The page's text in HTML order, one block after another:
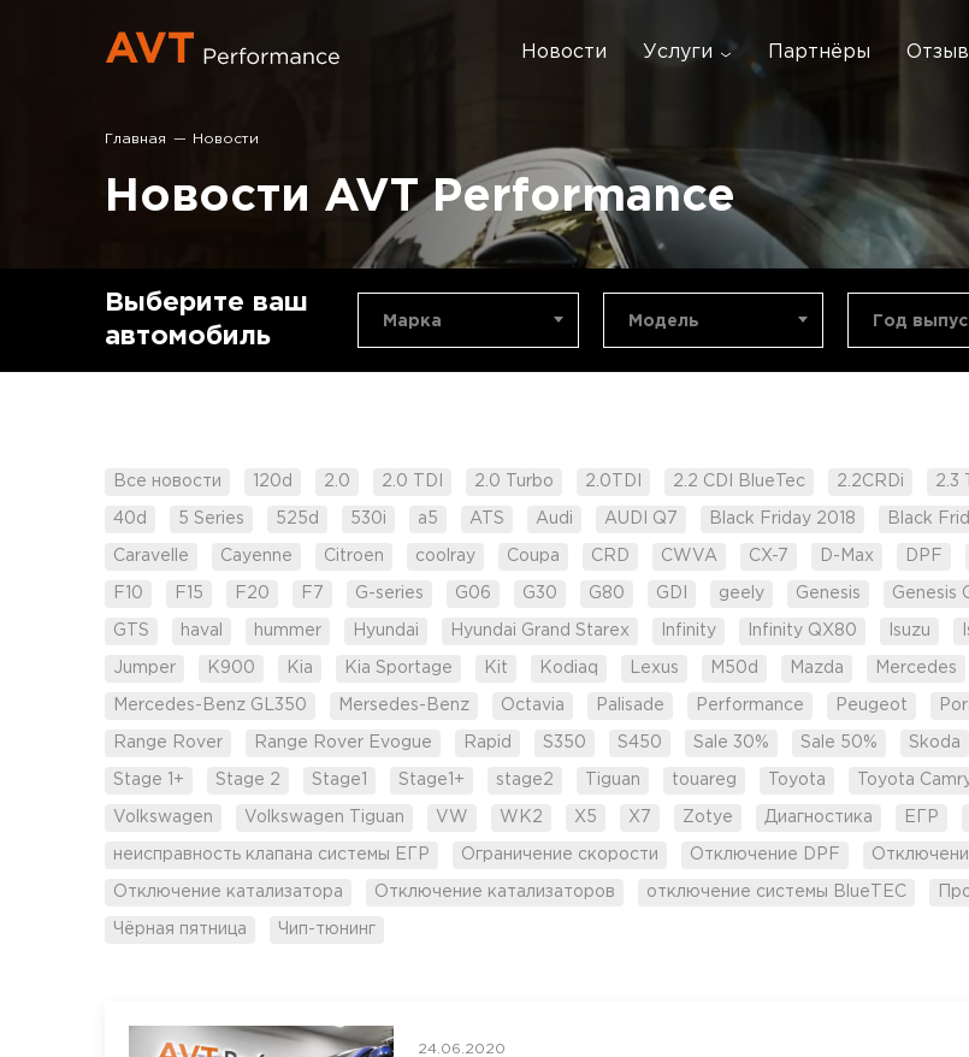
Новости Услуги Партнёры
Главная Новости
Новости AVT Performance
Выберите ваш
автомобиль
Марка Модель Год
Все новости 120d 2.0 2.0 TDI 2.0 Turbo 2.0TDI 2.2 CDI BlueTec 2.2CRDi 2.3
40d 5 Series 525d 530i a5 ATS Audi AUDI Q7 Black Friday 2018 Black
Caravelle Cayenne Citroen coolray Coupa CRD CWVA CX-7 D-Max DPF
F10 F15 F20 F7 G-series G06 G30 G80 GDI geely Genesis Genesis
GTS haval hummer Hyundai Hyundai Grand Starex Infinity Infinity QX80 Isuzu
Jumper K900 Kia Kia Sportage Kit Kodiaq Lexus M50d Mazda Mercedes
Mercedes-Benz GL350 Mersedes-Benz Octavia Palisade Performance Peugeot
Range Rover Range Rover Evogue Rapid S350 S450 Sale 30% Sale 50% Skoda
Stage 1+ Stage 2 Stage1 Stage1+ stage2 Tiguan touareg Toyota Toyota
Volkswagen Volkswagen Tiguan VW WK2 X5 X7 Zotye Диагностика ЕГР
неисправность клапана системы ЕГР Ограничение скорости Отключение DPF
Отключение катализатора Отключение катализаторов отключение системы BlueTEC
Чёрная пятница Чип-тюнинг
24.06.2020